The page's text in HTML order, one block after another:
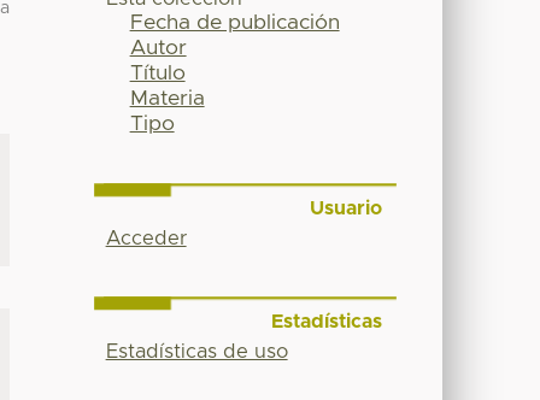
Fecha de publicación
Autor
Título
Materia
Tipo
Usuario
Acceder
Estadísticas
Estadísticas de uso